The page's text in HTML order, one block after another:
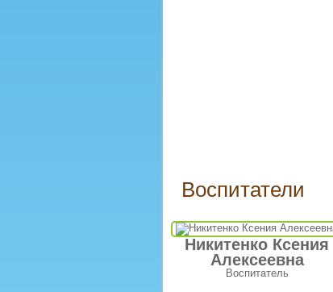
Воспитатели
Никитенко Ксения
Алексеевна
Воспитатель